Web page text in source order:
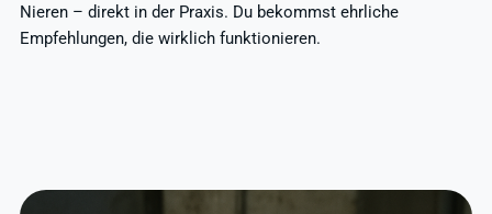
Nieren – direkt in der Praxis. Du bekommst ehrliche
Empfehlungen, die wirklich funktionieren.